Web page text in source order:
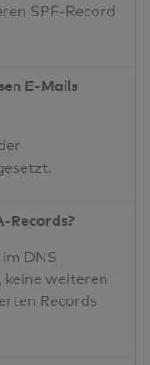
SPF-Record
E-Mails
Records?
DNS
weiteren
Records